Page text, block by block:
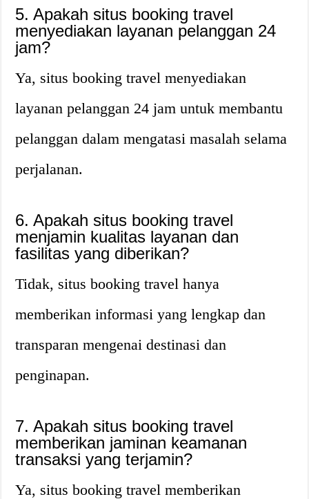
5. Apakah situs booking travel
menyediakan layanan pelanggan 24
jam?
Ya, situs booking travel menyediakan
layanan pelanggan 24 jam untuk membantu
pelanggan dalam mengatasi masalah selama
perjalanan.
6. Apakah situs booking travel
menjamin kualitas layanan dan
fasilitas yang diberikan?
Tidak, situs booking travel hanya
memberikan informasi yang lengkap dan
transparan mengenai destinasi dan
penginapan.
7. Apakah situs booking travel
memberikan jaminan keamanan
transaksi yang terjamin?
Ya, situs booking travel memberikan